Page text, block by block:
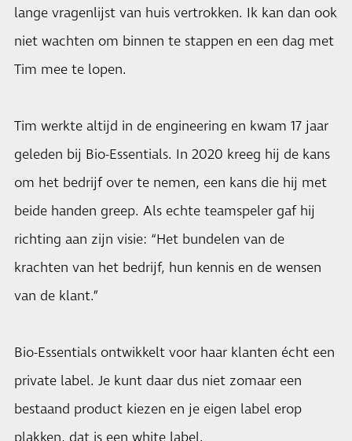
lange vragenlijst van huis vertrokken. Ik kan dan ook
niet wachten om binnen te stappen en een dag met
Tim mee te lopen.
Tim werkte altijd in de engineering en kwam 17 jaar
geleden bij Bio-Essentials. In 2020 kreeg hij de kans
om het bedrijf over te nemen, een kans die hij met
beide handen greep. Als echte teamspeler gaf hij
richting aan zijn visie: “Het bundelen van de
krachten van het bedrijf, hun kennis en de wensen
van de klant.”
Bio-Essentials ontwikkelt voor haar klanten écht een
private label. Je kunt daar dus niet zomaar een
bestaand product kiezen en je eigen label erop